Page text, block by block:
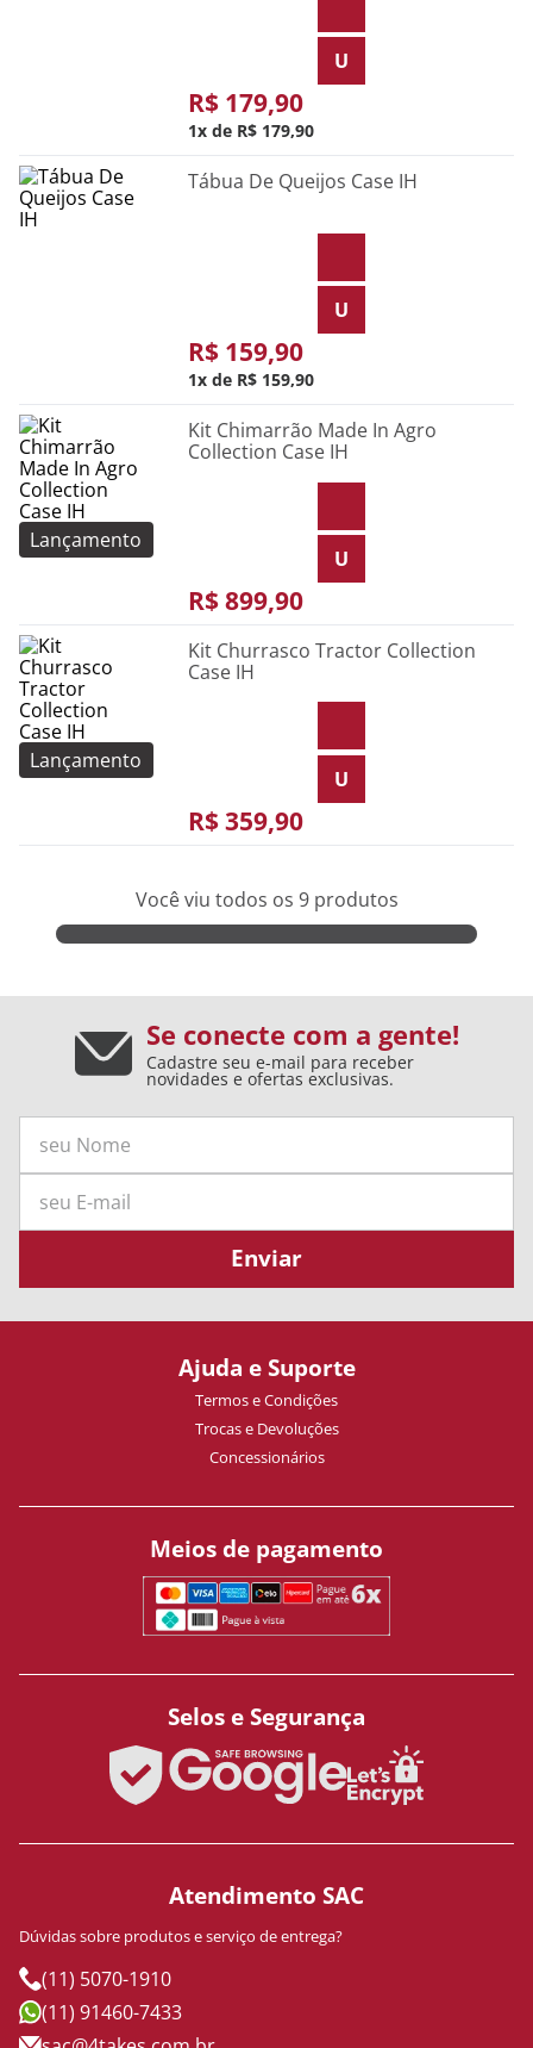
U
R$ 179,90
1 R$ 179,90
Tábua De Queijos Case IH
U
R$ 159,90
1 R$ 159,90
Lançamento
Kit Chimarrão Made In Agro
Collection Case IH
U
R$899,90
Lançamento
Kit Churrasco Tractor Collection
Case IH
U
R$359,90
Você viu todos os 9produtos
Se conecte com a gente!
Cadastre seu e-mail para receber
novidades e ofertas exclusivas.
Enviar
Ajuda e Suporte
Termos e Condições
Trocas e Devoluções
Concessionários
Meios de pagamento
Selos e Segurança
Atendimento SAC
Dúvidas sobre produtos e serviço de entrega?
(11) 5070-1910
(11) 91460-7433